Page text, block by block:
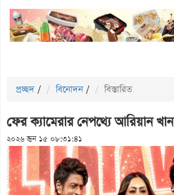
প্রচ্ছদ / বিনোদন / বিস্তারিত
ফের ক্যামেরার নেপথ্যে আরিয়ান খান
২০২৬ জুন ১৫ ০৮:৩১:৪১